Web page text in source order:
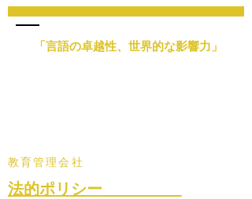
「言語の卓越性、世界的な影響力」
教育管理会社
法的ポリシー__________